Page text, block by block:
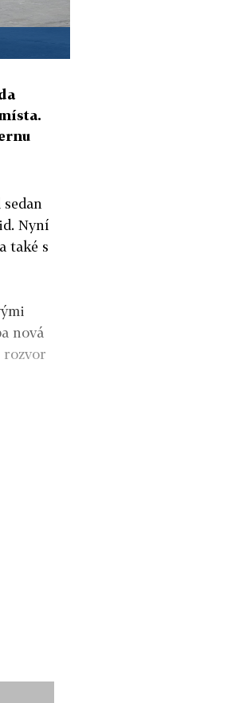
Nyní
také s
nová
rozvor